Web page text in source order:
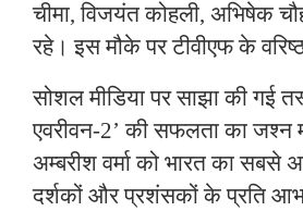
चीमा, विजयंत कोहली, अभिषेक
रहे। इस मौके पर टीवीएफ के
सोशल मीडिया पर साझा की गई
एवरीवन-2’ की सफलता का
अम्बरीश वर्मा को भारत का सबसे
दर्शकों और प्रशंसकों के प्रति